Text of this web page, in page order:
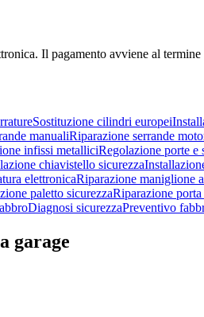
Il pagamento avviene al
Sostituzione cilindri europei
manualiRiparazione serrande
infissi metalliciRegolazione porte e
chiavistello sicurezza
elettronicaRiparazione maniglione
paletto sicurezzaRiparazione porta
Diagnosi sicurezzaPreventivo
garage